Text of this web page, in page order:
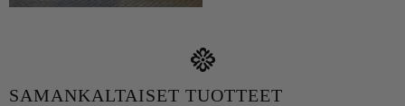
SAMANKALTAISET TUOTTEET